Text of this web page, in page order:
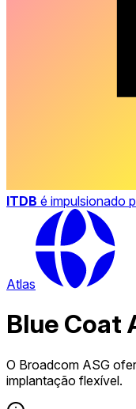
ITDB é impulsionado
Atlas
Blue Coat
O Broadcom ASG
implantação flexível.